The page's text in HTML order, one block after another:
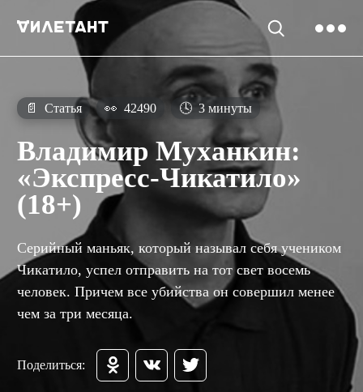
📄 Статья 👀 42490 🕓 3 минуты
Владимир Муханкин:
«Экспресс-Чикатило»
(18+)
Серийный маньяк, который называл себя учеником
Чикатило, успел отправить на тот свет восемь
человек. Причем все убийства он совершил менее
чем за три месяца.
Поделиться: